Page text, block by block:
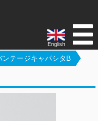
English
ンテージキャパシタB